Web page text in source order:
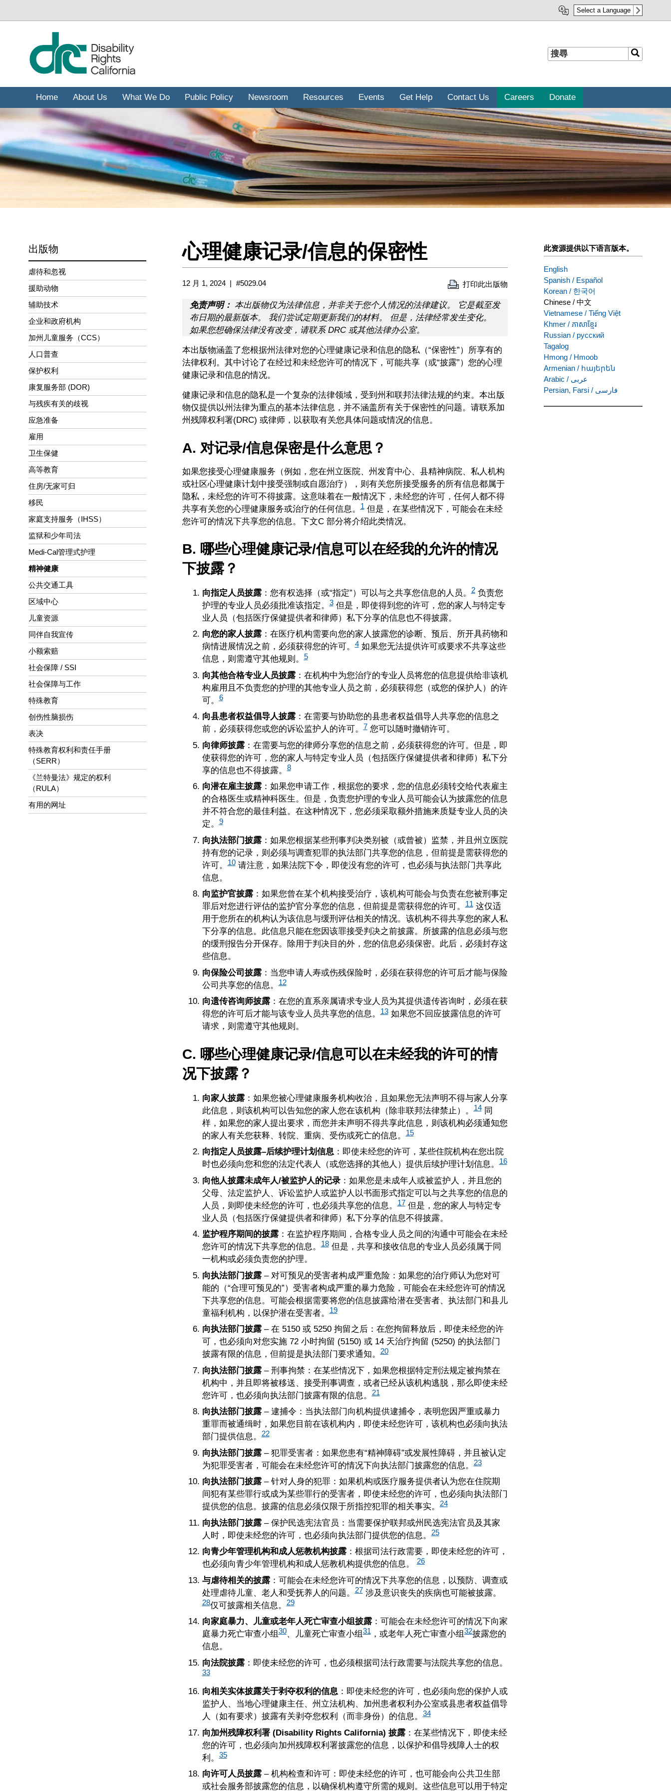
至
Select a Language
搜
搜
Home About Us What We Do Public Policy Newsroom Resources Events Get Help Contact Us Careers Donate
出版物
虐待和忽视
援助动物
辅助技术
企业和政府机构
加州儿童服务（CCS）
人口普查
保护权利
康复服务部 (DOR)
与残疾有关的歧视
应急准备
雇用
卫生保健
高等教育
住房/无家可归
移民
家庭支持服务（IHSS）
监狱和少年司法
Medi-Cal管理式护理
精神健康
公共交通工具
区域中心
儿童资源
同伴自我宣传
小额索赔
社会保障 / SSI
社会保障与工作
特殊教育
创伤性脑损伤
表决
特殊教育权利和责任手册
（SERR）
《兰特曼法》规定的权利
（RULA）
有用的网址
心理健康记录/信息的保密性
12 月 1, 2024 #5029.04 打印此出版物
免责声明： 本出版物仅为法律信息，并非关于您个人情况的法律建议。 它是截至发
布日期的最新版本。 我们尝试定期更新我们的材料。 但是，法律经常发生变化。
如果您想确保法律没有改变，请联系 DRC 或其他法律办公室。
本出版物涵盖了您根据州法律对您的心理健康记录和信息的隐私（“保密性”）所享有的
法律权利。其中讨论了在经过和未经您许可的情况下，可能共享（或“披露”）您的心理
健康记录和信息的情况。
健康记录和信息的隐私是一个复杂的法律领域，受到州和联邦法律法规的约束。本出版
物仅提供以州法律为重点的基本法律信息，并不涵盖所有关于保密性的问题。请联系加
州残障权利署(DRC) 或律师，以获取有关您具体问题或情况的信息。
A. 对记录/信息保密是什么意思？
如果您接受心理健康服务（例如，您在州立医院、州发育中心、县精神病院、私人机构
或社区心理健康计划中接受强制或自愿治疗），则有关您所接受服务的所有信息都属于
隐私，未经您的许可不得披露。这意味着在一般情况下，未经您的许可，任何人都不得
共享有关您的心理健康服务或治疗的任何信息。1但是，在某些情况下，可能会在未经
您许可的情况下共享您的信息。下文C 部分将介绍此类情况。
B. 哪些心理健康记录/信息可以在经我的允许的情况
下披露？
向指定人员披露：您有权选择（或“指定”）可以与之共享您信息的人员。2负责您
护理的专业人员必须批准该指定。3但是，即使得到您的许可，您的家人与特定专
业人员（包括医疗保健提供者和律师）私下分享的信息也不得披露。
向您的家人披露：在医疗机构需要向您的家人披露您的诊断、预后、所开具药物和
病情进展情况之前，必须获得您的许可。4如果您无法提供许可或要求不共享这些
信息，则需遵守其他规则。5
向其他合格专业人员披露：在机构中为您治疗的专业人员将您的信息提供给非该机
构雇用且不负责您的护理的其他专业人员之前，必须获得您（或您的保护人）的许
可。6
向县患者权益倡导人披露：在需要与协助您的县患者权益倡导人共享您的信息之
前，必须获得您或您的诉讼监护人的许可。7您可以随时撤销许可。
向律师披露：在需要与您的律师分享您的信息之前，必须获得您的许可。但是，即
使获得您的许可，您的家人与特定专业人员（包括医疗保健提供者和律师）私下分
享的信息也不得披露。8
向潜在雇主披露：如果您申请工作，根据您的要求，您的信息必须转交给代表雇主
的合格医生或精神科医生。但是，负责您护理的专业人员可能会认为披露您的信息
并不符合您的最佳利益。在这种情况下，您必须采取额外措施来质疑专业人员的决
定。9
向执法部门披露：如果您根据某些刑事判决类别被（或曾被）监禁，并且州立医院
持有您的记录，则必须与调查犯罪的执法部门共享您的信息，但前提是需获得您的
许可。10请注意，如果法院下令，即使没有您的许可，也必须与执法部门共享此
信息。
向监护官披露：如果您曾在某个机构接受治疗，该机构可能会与负责在您被刑事定
罪后对您进行评估的监护官分享您的信息，但前提是需获得您的许可。11这仅适
用于您所在的机构认为该信息与缓刑评估相关的情况。该机构不得共享您的家人私
下分享的信息。此信息只能在您因该罪接受判决之前披露。所披露的信息必须与您
的缓刑报告分开保存。除用于判决目的外，您的信息必须保密。此后，必须封存这
些信息。
向保险公司披露：当您申请人寿或伤残保险时，必须在获得您的许可后才能与保险
公司共享您的信息。12
向遗传咨询师披露：在您的直系亲属请求专业人员为其提供遗传咨询时，必须在获
得您的许可后才能与该专业人员共享您的信息。13如果您不回应披露信息的许可
请求，则需遵守其他规则。
C. 哪些心理健康记录/信息可以在未经我的许可的情
况下披露？
向家人披露：如果您被心理健康服务机构收治，且如果您无法声明不得与家人分享
此信息，则该机构可以告知您的家人您在该机构（除非联邦法律禁止）。14同
样，如果您的家人提出要求，而您并未声明不得共享此信息，则该机构必须通知您
的家人有关您获释、转院、重病、受伤或死亡的信息。15
向指定人员披露–后续护理计划信息：即使未经您的许可，某些住院机构在您出院
时也必须向您和您的法定代表人（或您选择的其他人）提供后续护理计划信息。16
向他人披露未成年人/被监护人的记录：如果您是未成年人或被监护人，并且您的
父母、法定监护人、诉讼监护人或监护人以书面形式指定可以与之共享您的信息的
人员，则即使未经您的许可，也必须共享您的信息。17但是，您的家人与特定专
业人员（包括医疗保健提供者和律师）私下分享的信息不得披露。
监护程序期间的披露：在监护程序期间，合格专业人员之间的沟通中可能会在未经
您许可的情况下共享您的信息。18但是，共享和接收信息的专业人员必须属于同
一机构或必须负责您的护理。
向执法部门披露 – 对可预见的受害者构成严重危险：如果您的治疗师认为您对可
能的（“合理可预见的”）受害者构成严重的暴力危险，可能会在未经您许可的情况
下共享您的信息。可能会根据需要将您的信息披露给潜在受害者、执法部门和县儿
童福利机构，以保护潜在受害者。19
向执法部门披露 – 在 5150 或 5250 拘留之后：在您拘留释放后，即使未经您的许
可，也必须向对您实施 72 小时拘留 (5150) 或 14 天治疗拘留 (5250) 的执法部门
披露有限的信息，但前提是执法部门要求通知。20
向执法部门披露 – 刑事拘禁：在某些情况下，如果您根据特定刑法规定被拘禁在
机构中，并且即将被移送、接受刑事调查，或者已经从该机构逃脱，那么即使未经
您许可，也必须向执法部门披露有限的信息。21
向执法部门披露 – 逮捕令：当执法部门向机构提供逮捕令，表明您因严重或暴力
重罪而被通缉时，如果您目前在该机构内，即使未经您许可，该机构也必须向执法
部门提供信息。22
向执法部门披露 – 犯罪受害者：如果您患有“精神障碍”或发展性障碍，并且被认定
为犯罪受害者，可能会在未经您许可的情况下向执法部门披露您的信息。23
向执法部门披露 – 针对人身的犯罪：如果机构或医疗服务提供者认为您在住院期
间犯有某些罪行或成为某些罪行的受害者，即使未经您的许可，也必须向执法部门
提供您的信息。披露的信息必须仅限于所指控犯罪的相关事实。24
向执法部门披露– 保护民选宪法官员：当需要保护联邦或州民选宪法官员及其家
人时，即使未经您的许可，也必须向执法部门提供您的信息。25
向青少年管理机构和成人惩教机构披露：根据司法行政需要，即使未经您的许可，
也必须向青少年管理机构和成人惩教机构提供您的信息。26
与虐待相关的披露：可能会在未经您许可的情况下共享您的信息，以预防、调查或
处理虐待儿童、老人和受抚养人的问题。27涉及意识丧失的疾病也可能被披露。
28仅可披露相关信息。29
向家庭暴力、儿童或老年人死亡审查小组披露：可能会在未经您许可的情况下向家
庭暴力死亡审查小组30、儿童死亡审查小组31，或老年人死亡审查小组32披露您的
信息。
向法院披露：即使未经您的许可，也必须根据司法行政需要与法院共享您的信息。
33
向相关实体披露关于剥夺权利的信息：即使未经您的许可，也必须向您的保护人或
监护人、当地心理健康主任、州立法机构、加州患者权利办公室或县患者权益倡导
人（如有要求）披露有关剥夺您权利（而非身份）的信息。34
向加州残障权利署 (Disability Rights California) 披露：在某些情况下，即使未经
您的许可，也必须向加州残障权利署披露您的信息，以保护和倡导残障人士的权
利。35
向许可人员披露 – 机构检查和许可：即使未经您的许可，也可能会向公共卫生部
或社会服务部披露您的信息，以确保机构遵守所需的规则。这些信息可以用于特定
此资源提供以下语言版本。
English
Spanish / Español
Korean / 한국어
Chinese / 中文
Vietnamese / Tiếng Việt
Khmer / ភាសាខ្មែរ
Russian / русский
Tagalog
Hmong / Hmoob
Armenian / հայերեն
Arabic / عربى
Persian, Farsi / فارسی